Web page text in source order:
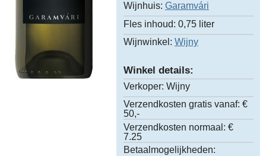
Wijnhuis: Garamvári
Fles inhoud: 0,75 liter
Wijnwinkel: Wijny
Winkel details:
Verkoper: Wijny
Verzendkosten gratis vanaf: €
50,-
Verzendkosten normaal: €
7.25
Betaalmogelijkheden: